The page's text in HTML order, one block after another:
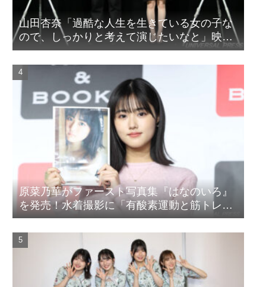
山田杏奈「過酷な人生を生きている女の子な
ので、しっかりと考えて演じたいなと」映画
『山女』東京国際映画祭Q&A
原菜乃華がファースト写真集『はなのいろ』
を発売！水着撮影に「有酸素運動と筋トレを
頑張りました」